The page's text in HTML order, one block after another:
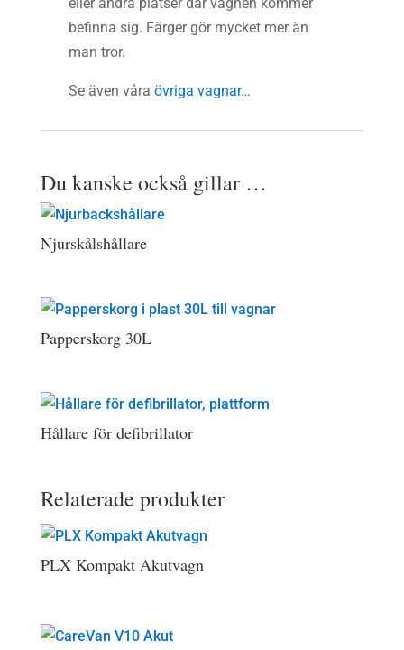
befinna sig. Färger gör mycket mer än
man tror.
Se även våra övriga vagnar…
Du kanske också gillar …
Njurskålshållare
Papperskorg 30L
Hållare för defibrillator
Relaterade produkter
PLX Kompakt Akutvagn